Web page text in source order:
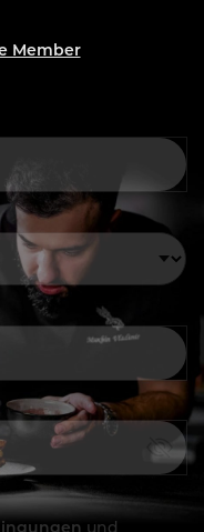
Member
und